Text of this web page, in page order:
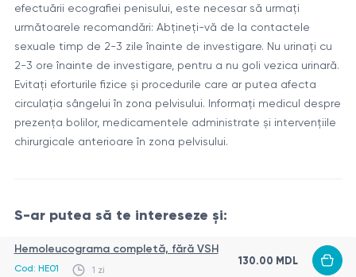
detecteze diferite patologii și anomalii, inclusiv varicocel,
boala Peyronie, disfuncția erectilă, tumori și alte afecțiuni.
Anatomia penisului
Penisul este format din trei structuri cilindrice numite corpuri
cavernoase. Două dintre ele sunt situate lateral și se numesc
corpuri cavernoase dorsale, iar al treilea, numit corpul
spongios, este situat inferior și înconjoară uretra. Aceste
corpuri sunt formate din țesut spongios, capabil să se umple
cu sânge în timpul erecției.
Tabloul 1: Principalele structuri ale penisului
Structura
Descriere
spongios
Structură ventrală care înconjoară uretra
Gland Partea îngroșată la capătul penisului
efectuării ecografiei penisului, este necesar să urmați
următoarele recomandări: Abțineți-vă de la contactele
sexuale timp de 2-3 zile înainte de investigare. Nu urinați cu
2-3 ore înainte de investigare, pentru a nu goli vezica urinară.
Evitați eforturile fizice și procedurile care ar putea afecta
circulația sângelui în zona pelvisului. Informați medicul despre
prezența bolilor, medicamentele administrate și intervențiile
chirurgicale anterioare în zona pelvisului.
S-ar putea să te intereseze și:
Hemoleucograma completă, fără VSH
Cod: HE01 1 zi
130.00 MDL